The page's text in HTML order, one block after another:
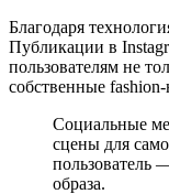
Благодаря
Публикации в
пользователям не
собственные
Социальные
сцены для
пользователь
образа.